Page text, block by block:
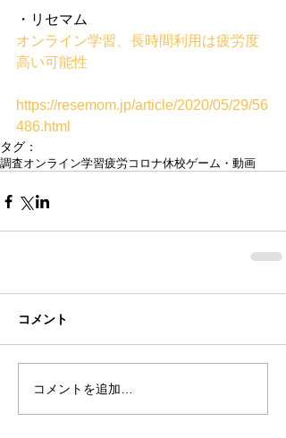
・リセマム
オンライン学習、長時間利用は疲労度
高い可能性
https://resemom.jp/article/2020/05/29/56
486.html
タグ：
調査オンライン学習疲労コロナ休校ゲーム・動画
コメント
コメントを追加…